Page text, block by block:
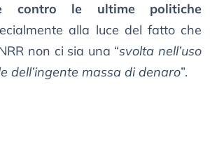
contro le ultime politiche
alla luce del fatto che
non ci sia una “svolta nell’uso
dell’ingente massa di denaro”.